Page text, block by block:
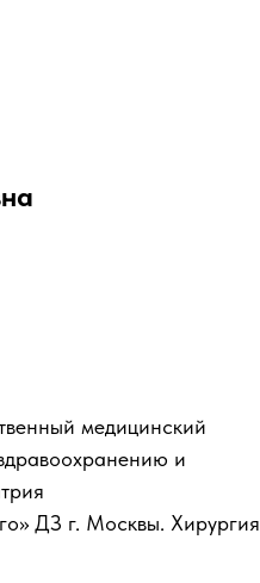
медицинский
и
ДЗ г. Москвы. Хирургия